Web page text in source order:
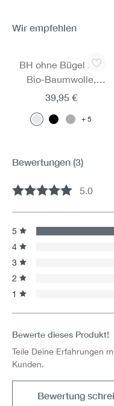
Wir empfehlen
BH ohne Bügel aus
Bio-Baumwolle,
Fairtrade
5
39,95 €
Bewertungen (3)
Durchschnittliche
5.0
5
4
3
2
1
Bewerte dieses Produkt!
Teile Deine Erfahrungen
Kunden.
Bewertung